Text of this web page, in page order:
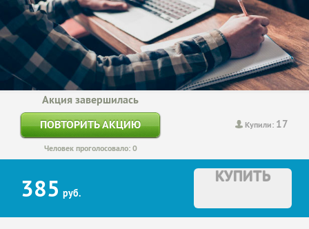
Купили: 17
Акция завершилась
ПОВТОРИТЬ АКЦИЮ
Человек проголосовало: 0
385 руб.
КУПИТЬ